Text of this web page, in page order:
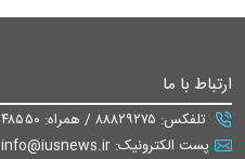
ارتباط با ما
تلفکس: ۸۸۸۲۹۲۷۵ / همراه: ۰۹۳۷۰۷۴۸۵۵۰
پست الکترونیک: info@iusnews.ir یا eiusnews@gmail.com